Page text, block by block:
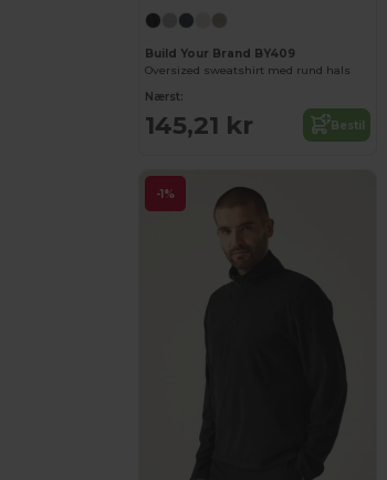
Build Your Brand BY409
Oversized sweatshirt med rund hals
Nærst:
145,21 kr Bestil
-1%